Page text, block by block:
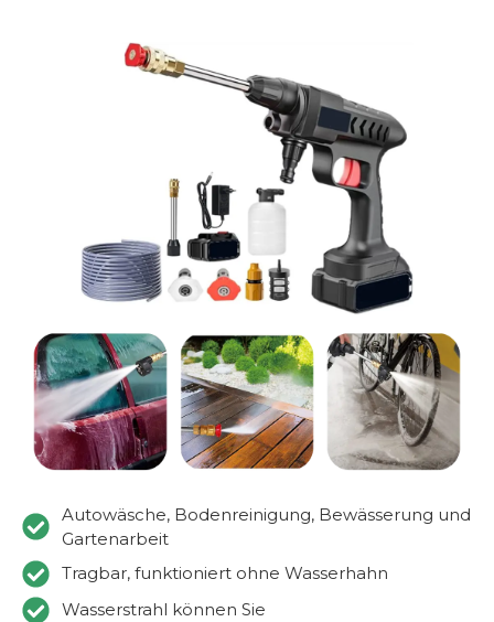
Autowäsche, Bodenreinigung, Bewässerung und
Gartenarbeit
Tragbar, funktioniert ohne Wasserhahn
Wasserstrahl können Sie